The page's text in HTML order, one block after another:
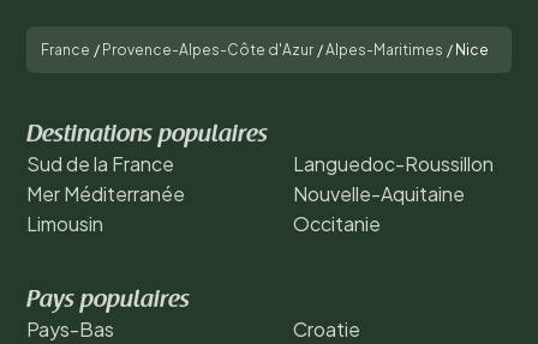
France / Provence-Alpes-Côte d'Azur /Alpes-Maritimes / Nice
Destinations populaires
Sud de la France
Mer Méditerranée
Limousin
Languedoc-Roussillon
Nouvelle-Aquitaine
Occitanie
Pays populaires
Pays-Bas
Croatie